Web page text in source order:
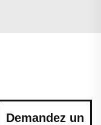
Demandez un